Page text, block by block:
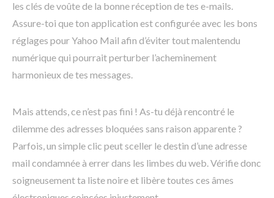
les clés de voûte de la bonne réception de tes e-mails.
Assure-toi que ton application est configurée avec les bons
réglages pour Yahoo Mail afin d’éviter tout malentendu
numérique qui pourrait perturber l’acheminement
harmonieux de tes messages.
Mais attends, ce n’est pas fini ! As-tu déjà rencontré le
dilemme des adresses bloquées sans raison apparente ?
Parfois, un simple clic peut sceller le destin d’une adresse
mail condamnée à errer dans les limbes du web. Vérifie donc
soigneusement ta liste noire et libère toutes ces âmes